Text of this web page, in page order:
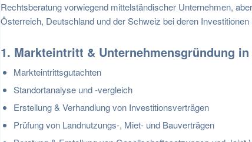
Rechtsberatung vorwiegend mittelständischer Unternehmen,
Österreich, Deutschland und der Schweiz bei deren
1. Markteintritt & Unternehmensgründung in
Markteintrittsgutachten
Standortanalyse und -vergleich
Erstellung & Verhandlung von Investitionsverträgen
Prüfung von Landnutzungs-, Miet- und Bauverträgen